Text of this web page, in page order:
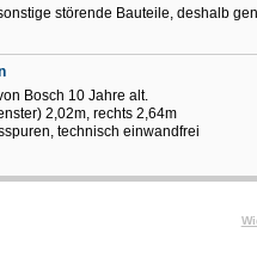
störende Bauteile, deshalb
Bosch 10 Jahre alt.
2,02m, rechts 2,64m
technisch einwandfrei